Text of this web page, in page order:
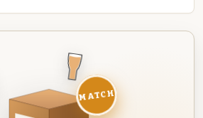
MATCH